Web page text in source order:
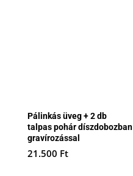
Pálinkás üveg + 2 db
talpas pohár díszdobozban
gravírozással
21.500 Ft